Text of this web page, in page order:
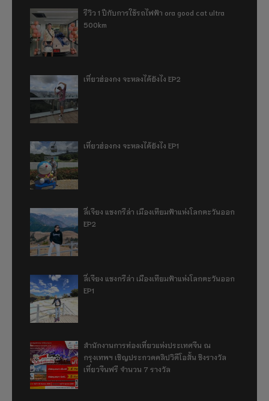
รีวิว 1 ปีกับการใช้รถไฟฟ้า ora good cat ultra
500km
เที่ยวฮ่องกง จะหลงได้ยังไง EP2
เที่ยวฮ่องกง จะหลงได้ยังไง EP1
ลี่เจียง แชงกรีล่า เมืองเทียมฟ้าแห่งโลกตะวันออก
EP2
ลี่เจียง แชงกรีล่า เมืองเทียมฟ้าแห่งโลกตะวันออก
EP1
สำนักงานการท่องเที่ยวแห่งประเทศจีน ณ
กรุงเทพฯ เชิญประกวดคลิปวิดีโอสั้น ชิงรางวัล
เที่ยวจีนฟรี จำนวน 7 รางวัล